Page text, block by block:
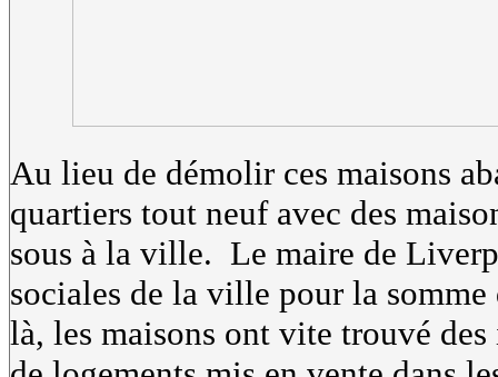
Au lieu de démolir ces maisons
quartiers tout neuf avec des
sous à la ville. Le maire de
sociales de la ville pour la
là, les maisons ont vite trouvé